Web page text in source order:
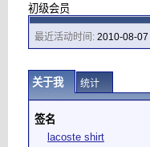
初级会员
最近活动时间: 2010-08-07
关于我 统计
签名
lacoste shirt